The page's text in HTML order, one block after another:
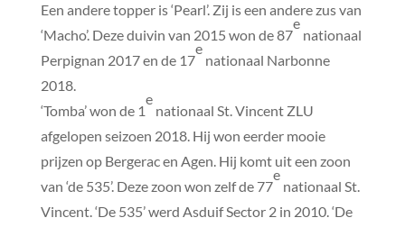
Een andere topper is ‘Pearl’. Zij is een andere zus van
‘Macho’. Deze duivin van 2015 won de 87
e
nationaal
Perpignan 2017 en de 17
e
nationaal Narbonne
2018.
‘Tomba’ won de 1
e
nationaal St. Vincent ZLU
afgelopen seizoen 2018. Hij won eerder mooie
prijzen op Bergerac en Agen. Hij komt uit een zoon
van ‘de 535’. Deze zoon won zelf de 77
e
nationaal St.
Vincent. ‘De 535’ werd Asduif Sector 2 in 2010. ‘De